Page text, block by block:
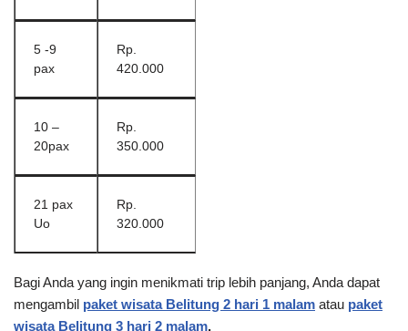
5 -9
pax
Rp.
420.000
10 –
20pax
Rp.
350.000
21 pax
Uo
Rp.
320.000
Bagi Anda yang ingin menikmati trip lebih panjang, Anda dapat
mengambil paket wisata Belitung 2 hari 1 malam atau paket
wisata Belitung 3 hari 2 malam.